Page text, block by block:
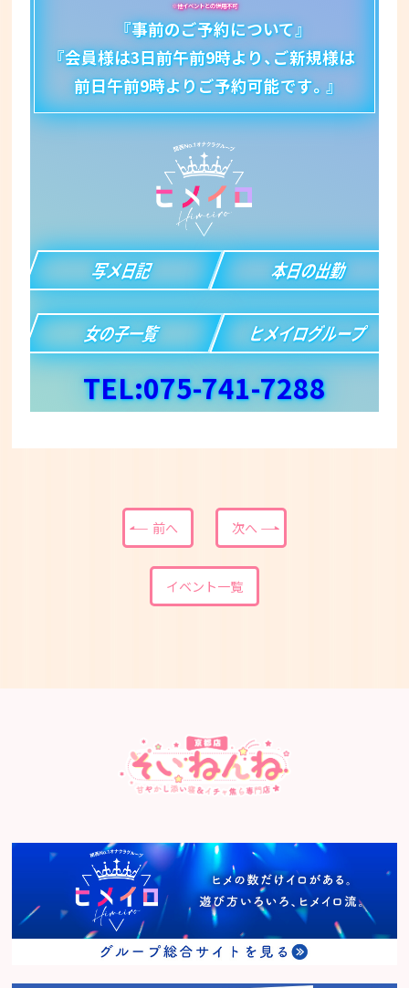
※他イベントとの併用不可
『事前のご予約について』
『会員様は3日前午前9時より、ご新規様は
前日午前9時よりご予約可能です。』
写メ日記 本日の出勤
女の子一覧 ヒメイログループ
TEL:075-741-7288
前へ 次へ
イベント一覧